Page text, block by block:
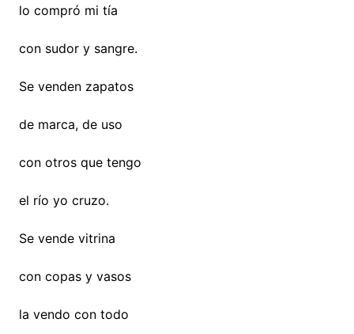
lo compró mi tía
con sudor y sangre.
Se venden zapatos
de marca, de uso
con otros que tengo
el río yo cruzo.
Se vende vitrina
con copas y vasos
la vendo con todo